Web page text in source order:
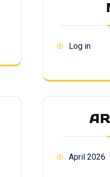
Log in
April 2026